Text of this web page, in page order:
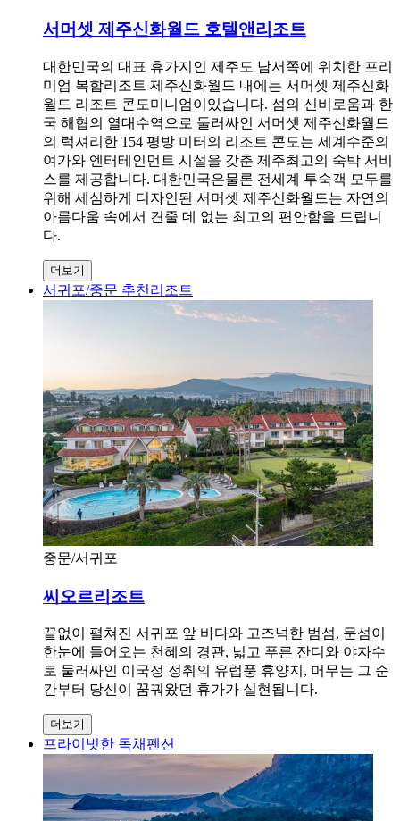
서머셋 제주신화월드 호텔앤리조트
대한민국의 대표 휴가지인 제주도 남서쪽에 위치한 프리
미엄 복합리조트 제주신화월드 내에는 서머셋 제주신화
월드 리조트 콘도미니엄이있습니다. 섬의 신비로움과 한
국 해협의 열대수역으로 둘러싸인 서머셋 제주신화월드
의 럭셔리한 154 평방 미터의 리조트 콘도는 세계수준의
여가와 엔터테인먼트 시설을 갖춘 제주최고의 숙박 서비
스를 제공합니다. 대한민국은물론 전세계 투숙객 모두를
위해 세심하게 디자인된 서머셋 제주신화월드는 자연의
아름다움 속에서 견줄 데 없는 최고의 편안함을 드립니
다.
더보기
서귀포/중문 추천리조트
중문/서귀포
씨오르리조트
끝없이 펼쳐진 서귀포 앞 바다와 고즈넉한 범섬, 문섬이
한눈에 들어오는 천혜의 경관, 넓고 푸른 잔디와 야자수
로 둘러싸인 이국정 정취의 유럽풍 휴양지, 머무는 그 순
간부터 당신이 꿈꿔왔던 휴가가 실현됩니다.
더보기
프라이빗한 독채펜션